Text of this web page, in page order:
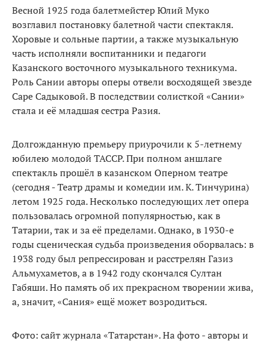
Весной 1925 года балетмейстер Юлий Муко
возглавил постановку балетной части спектакля.
Хоровые и сольные партии, а также музыкальную
часть исполняли воспитанники и педагоги
Казанского восточного музыкального техникума.
Роль Сании авторы оперы отвели восходящей звезде
Саре Садыковой. В последствии солисткой «Сании»
стала и её младшая сестра Разия.
Долгожданную премьеру приурочили к 5-летнему
юбилею молодой ТАССР. При полном аншлаге
спектакль прошёл в казанском Оперном театре
(сегодня - Театр драмы и комедии им. К. Тинчурина)
летом 1925 года. Несколько последующих лет опера
пользовалась огромной популярностью, как в
Татарии, так и за её пределами. Однако, в 1930-е
годы сценическая судьба произведения оборвалась: в
1938 году был репрессирован и расстрелян Газиз
Альмухаметов, а в 1942 году скончался Султан
Габяши. Но память об их прекрасном творении жива,
а, значит, «Сания» ещё может возродиться.
Фото: сайт журнала «Татарстан». На фото - авторы и